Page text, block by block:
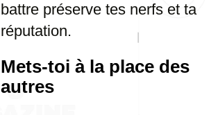
battre préserve tes nerfs et ta
réputation.
Mets-toi à la place des
autres